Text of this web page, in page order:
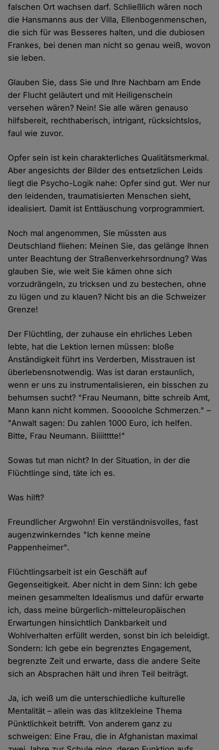
falschen Ort wachsen darf. Schließlich wären noch
die Hansmanns aus der Villa, Ellenbogenmenschen,
die sich für was Besseres halten, und die dubiosen
Frankes, bei denen man nicht so genau weiß, wovon
sie leben.
Glauben Sie, dass Sie und Ihre Nachbarn am Ende
der Flucht geläutert und mit Heiligenschein
versehen wären? Nein! Sie alle wären genauso
hilfsbereit, rechthaberisch, intrigant, rücksichtslos,
faul wie zuvor.
Opfer sein ist kein charakterliches Qualitätsmerkmal.
Aber angesichts der Bilder des entsetzlichen Leids
liegt die Psycho-Logik nahe: Opfer sind gut. Wer nur
den leidenden, traumatisierten Menschen sieht,
idealisiert. Damit ist Enttäuschung vorprogrammiert.
Noch mal angenommen, Sie müssten aus
Deutschland fliehen: Meinen Sie, das gelänge Ihnen
unter Beachtung der Straßenverkehrsordnung? Was
glauben Sie, wie weit Sie kämen ohne sich
vorzudrängeln, zu tricksen und zu bestechen, ohne
zu lügen und zu klauen? Nicht bis an die Schweizer
Grenze!
Der Flüchtling, der zuhause ein ehrliches Leben
lebte, hat die Lektion lernen müssen: bloße
Anständigkeit führt ins Verderben, Misstrauen ist
überlebensnotwendig. Was ist daran erstaunlich,
wenn er uns zu instrumentalisieren, ein bisschen zu
behumsen sucht? "Frau Neumann, bitte schreib Amt,
Mann kann nicht kommen. Soooolche Schmerzen." –
"Anwalt sagen: Du zahlen 1000 Euro, ich helfen.
Bitte, Frau Neumann. Biiiitttte!"
Sowas tut man nicht? In der Situation, in der die
Flüchtlinge sind, täte ich es.
Was hilft?
Freundlicher Argwohn! Ein verständnisvolles, fast
augenzwinkerndes "Ich kenne meine
Pappenheimer".
Flüchtlingsarbeit ist ein Geschäft auf
Gegenseitigkeit. Aber nicht in dem Sinn: Ich gebe
meinen gesammelten Idealismus und dafür erwarte
ich, dass meine bürgerlich-mitteleuropäischen
Erwartungen hinsichtlich Dankbarkeit und
Wohlverhalten erfüllt werden, sonst bin ich beleidigt.
Sondern: Ich gebe ein begrenztes Engagement,
begrenzte Zeit und erwarte, dass die andere Seite
sich an Absprachen hält und ihren Teil beiträgt.
Ja, ich weiß um die unterschiedliche kulturelle
Mentalität – allein was das klitzekleine Thema
Pünktlichkeit betrifft. Von anderem ganz zu
schweigen: Eine Frau, die in Afghanistan maximal